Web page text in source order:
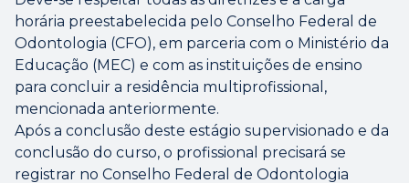
horária preestabelecida pelo Conselho Federal de
Odontologia (CFO), em parceria com o Ministério da
Educação (MEC) e com as instituições de ensino
para concluir a residência multiprofissional,
mencionada anteriormente.
Após a conclusão deste estágio supervisionado e da
conclusão do curso, o profissional precisará se
registrar no Conselho Federal de Odontologia